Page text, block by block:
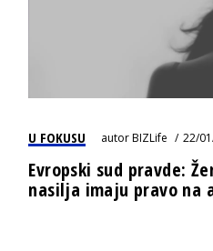
U FOKUSU autorBIZLife 22/
Evropski sud pravde:
nasilja imaju pravo na